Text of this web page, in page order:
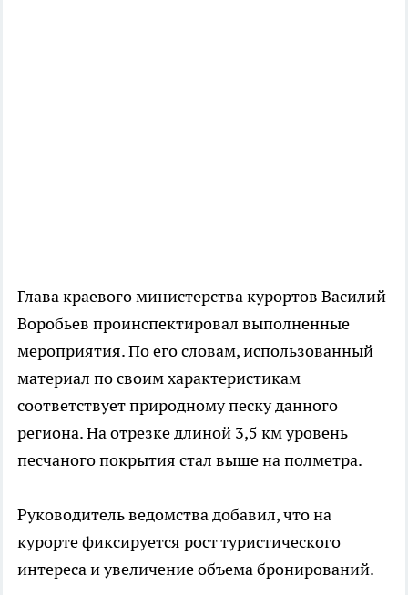
Глава краевого министерства курортов Василий
Воробьев проинспектировал выполненные
мероприятия. По его словам, использованный
материал по своим характеристикам
соответствует природному песку данного
региона. На отрезке длиной 3,5 км уровень
песчаного покрытия стал выше на полметра.
Руководитель ведомства добавил, что на
курорте фиксируется рост туристического
интереса и увеличение объема бронирований.